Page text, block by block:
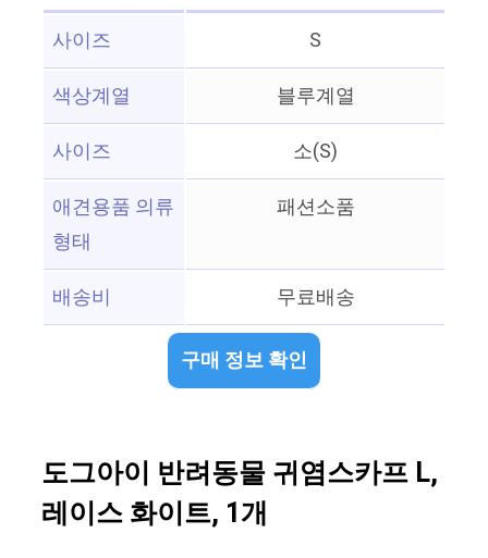
사이즈
S
색상계열
블루계열
사이즈
소(S)
애견용품 의류
형태
패션소품
배송비 무료배송
구매 정보 확인
도그아이 반려동물 귀염스카프 L,
레이스 화이트, 1개